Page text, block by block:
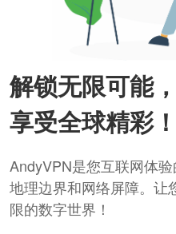
解锁无限可能，
享受全球精彩！
AndyVPN是您互联网体
地理边界和网络屏障。让
限的数字世界！